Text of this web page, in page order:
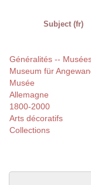
Subject (fr)
Généralités --
Museum für
Musée
Allemagne
1800-2000
Arts décoratifs
Collections